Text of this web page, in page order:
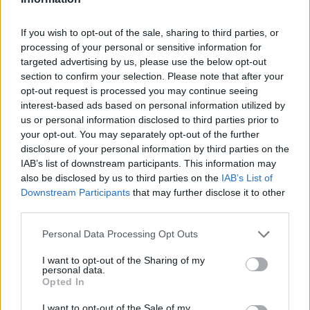
If you wish to opt-out of the sale, sharing to third parties, or
processing of your personal or sensitive information for
targeted advertising by us, please use the below opt-out
section to confirm your selection. Please note that after your
opt-out request is processed you may continue seeing
interest-based ads based on personal information utilized by
us or personal information disclosed to third parties prior to
your opt-out. You may separately opt-out of the further
disclosure of your personal information by third parties on the
IAB’s list of downstream participants. This information may
also be disclosed by us to third parties on the IAB’s List of
Downstream Participants that may further disclose it to other
Please note that this website/app uses one or more Google
not limited to your visit or usage behaviour. You may click to
grant or deny consent to Google and its third-party tags to
use your data for below specified purposes in below Google
consent section.
Personal Data Processing Opt Outs
I want to opt-out of the Sharing of my
personal data.
Opted In
I want to opt-out of the Sale of my
csak többszöri javítás és késleltetés után
kapott zöld utat a művelet.
Nem mindennapi rajtaütést hajtott
végre Libanonban az izraeli Navy
SEAL
szorgalmazta, hogy a
mentőakció végrehajtására a
Sayeret Matkalhelyett.